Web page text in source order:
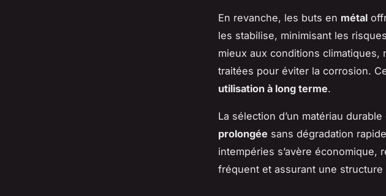
En revanche, les buts en métal
les stabilise, minimisant les
mieux aux conditions
traitées pour éviter la corrosion.
utilisation à long terme.
La sélection d’un matériau
prolongée sans dégradation
intempéries s’avère économique,
fréquent et assurant une